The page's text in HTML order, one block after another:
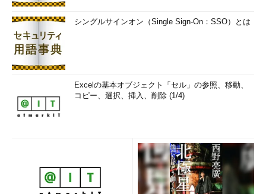
シングルサインオン（Single Sign-On：SSO）とは
Excelの基本オブジェクト「セル」の参照、移動、
コピー、選択、挿入、削除 (1/4)